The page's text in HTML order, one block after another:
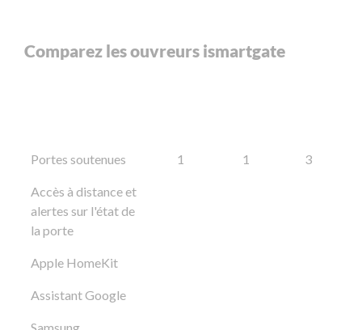
Comparez les ouvreurs ismartgate
Portes soutenues 1 1 3
Accès à distance et
alertes sur l'état de
la porte
Apple HomeKit
Assistant Google